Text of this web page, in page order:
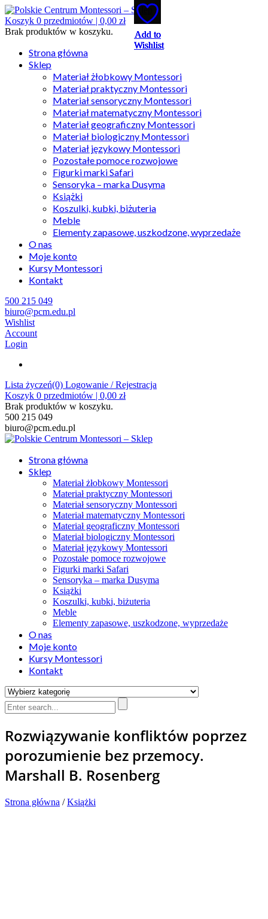
Koszyk 0 przedmiotów | 0,00 zł
Brak produktów w koszyku.
Strona główna
Sklep
Materiał żłobkowy Montessori
Materiał praktyczny Montessori
Materiał sensoryczny Montessori
Materiał matematyczny Montessori
Materiał geograficzny Montessori
Materiał biologiczny Montessori
Materiał językowy Montessori
Pozostałe pomoce rozwojowe
Figurki marki Safari
Sensoryka – marka Dusyma
Książki
Koszulki, kubki, biżuteria
Meble
Elementy zapasowe, uszkodzone, wyprzedaże
O nas
Moje konto
Kursy Montessori
Kontakt
500 215 049
biuro@pcm.edu.pl
Wishlist
Account
Login
Lista życzeń(0) Logowanie / Rejestracja
Koszyk 0 przedmiotów | 0,00 zł
Brak produktów w koszyku.
500 215 049
biuro@pcm.edu.pl
Strona główna
Sklep
Materiał żłobkowy Montessori
Materiał praktyczny Montessori
Materiał sensoryczny Montessori
Materiał matematyczny Montessori
Materiał geograficzny Montessori
Materiał biologiczny Montessori
Materiał językowy Montessori
Pozostałe pomoce rozwojowe
Figurki marki Safari
Sensoryka – marka Dusyma
Książki
Koszulki, kubki, biżuteria
Meble
Elementy zapasowe, uszkodzone, wyprzedaże
O nas
Moje konto
Kursy Montessori
Kontakt
Rozwiązywanie konfliktów poprzez
porozumienie bez przemocy.
Marshall B. Rosenberg
Strona główna /Książki
Add to
Wishlist
Add to
Wishlist
Add to
Wishlist
Add to
Wishlist
Add to
Wishlist